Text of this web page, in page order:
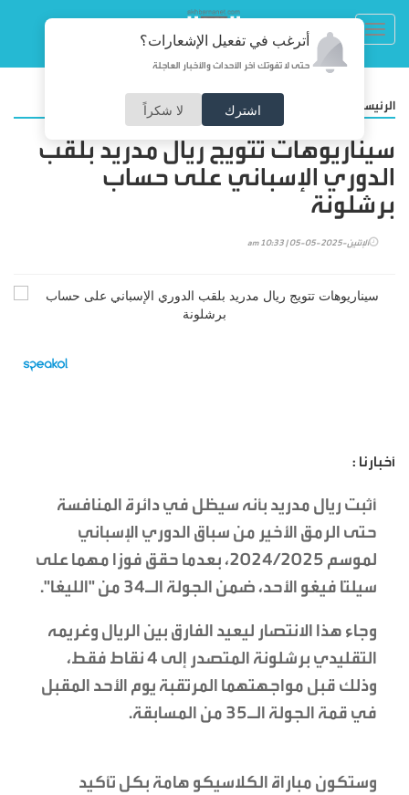
أترغب في تفعيل الإشعارات؟
حتى لا تفوتك آخر الأحداث والأخبار العاجلة
اشترك لا شكراً الرئيسية
سيناريوهات تتويج ريال مدريد بلقب
الدوري الإسباني على حساب
برشلونة
الإثنين-2025-05-05 | 10:33 am
أخبارنا :
أثبت ريال مدريد بأنه سيظل في دائرة المنافسة
حتى الرمق الأخير من سباق الدوري الإسباني
لموسم 2024/2025، بعدما حقق فوزا مهما على
سيلتا فيغو الأحد، ضمن الجولة الـ34 من "الليغا".
وجاء هذا الانتصار ليعيد الفارق بين الريال وغريمه
التقليدي برشلونة المتصدر إلى 4 نقاط فقط،
وذلك قبل مواجهتهما المرتقبة يوم الأحد المقبل
في قمة الجولة الـ35 من المسابقة.
وستكون مباراة الكلاسيكو هامة بكل تأكيد